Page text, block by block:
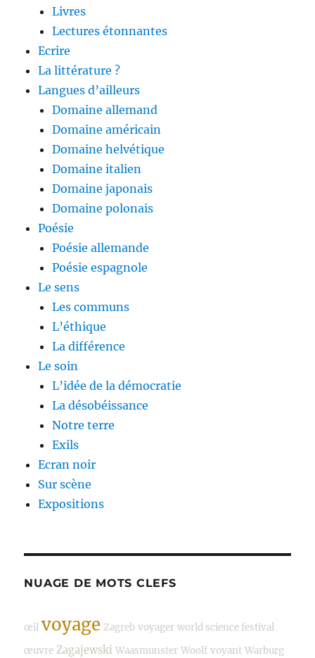
Livres
Lectures étonnantes
Ecrire
La littérature ?
Langues d’ailleurs
Domaine allemand
Domaine américain
Domaine helvétique
Domaine italien
Domaine japonais
Domaine polonais
Poésie
Poésie allemande
Poésie espagnole
Le sens
Les communs
L’éthique
La différence
Le soin
L’idée de la démocratie
La désobéissance
Notre terre
Exils
Ecran noir
Sur scène
Expositions
NUAGE DE MOTS CLEFS
œil voyage Zagreb voyager world science festival
œuvre Zagajewski Waasmunster Woolf voyant Warburg